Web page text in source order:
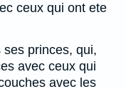
ceux qui ont ete
princes, qui,
avec ceux qui
avec les